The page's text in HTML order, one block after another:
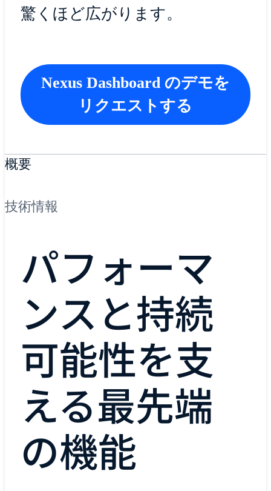
驚くほど広がります。
Nexus Dashboard のデモを
リクエストする
概要
技術情報
パフォーマ
ンスと持続
可能性を支
える最先端
の機能